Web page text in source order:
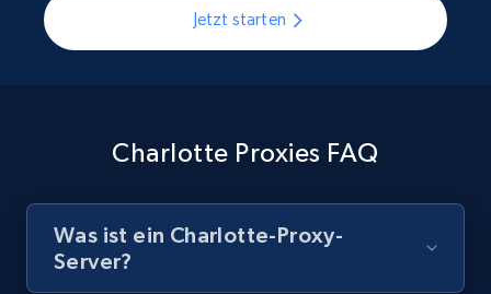
Jetzt starten
Charlotte Proxies FAQ
Was ist ein Charlotte-Proxy-
Server?